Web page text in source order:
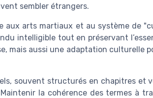
sembler étrangers.
aux arts martiaux et au système de
intelligible tout en préservant
mais aussi une adaptation culturelle
souvent structurés en chapitres et
la cohérence des termes à